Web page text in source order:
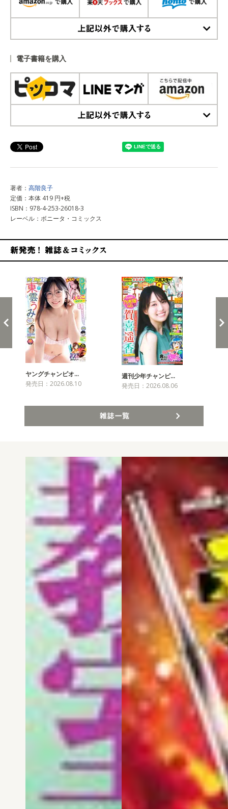
電子書籍を購入
著者： 高階良子
定価：本体 419 円+税
ISBN：978-4-253-26018-3
レーベル：ボニータ・コミックス
ヤングチャンピオ…
発売日：2026.08.10
週刊少年チャンピ…
発売日：2026.08.06